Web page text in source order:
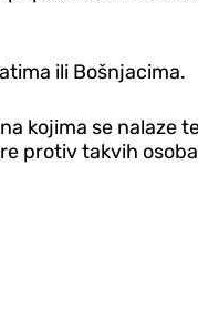
ili Bošnjacima.
kojima se nalaze
protiv takvih